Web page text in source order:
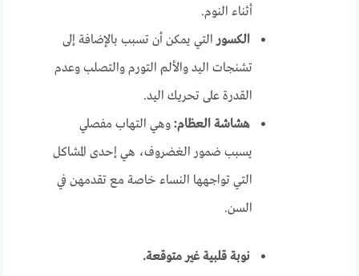
أثناء النوم.
الكسورالتي يمكن أن تسبب بالإضافة إلى
تشنجات اليد والألم التورم والتصلب وعدم
القدرة على تحريك اليد.
هشاشة العظام: وهي التهاب مفصلي
يسبب ضمور الغضروف، هي إحدى المشاكل
التي تواجهها النساء خاصة مع تقدمهن في
السن.
نوبة قلبية غير متوقعة.